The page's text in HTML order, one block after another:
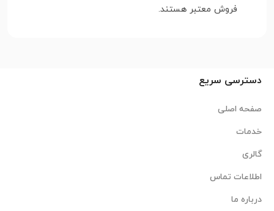
فروش معتبر هستند.
دسترسی سریع
صفحه اصلی
خدمات
گالری
اطلاعات تماس
درباره ما